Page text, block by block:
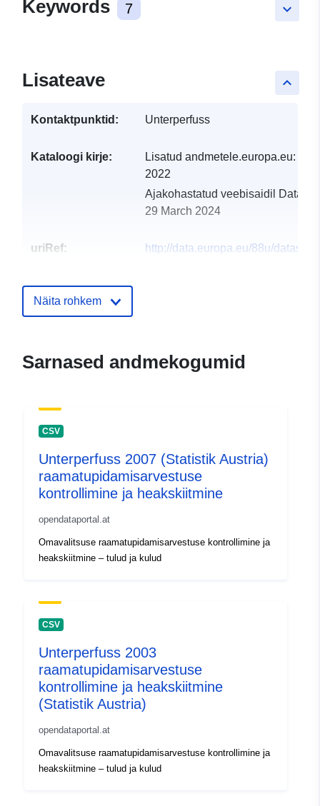
keyboard_arrow_down
Keywords 7
keyboard_arrow_up
Lisateave
Kontaktpunktid: Unterperfuss
Kataloogi kirje: Lisatud andmetele.europa.eu:
2022
Ajakohastatud veebisaidil
29 March 2024
uriRef:
http://data.europa.eu/88u/
Näita rohkem
Sarnased andmekogumid
CSV
Unterperfuss 2007 (Statistik Austria)
raamatupidamisarvestuse
kontrollimine ja heakskiitmine
opendataportal.at
Omavalitsuse raamatupidamisarvestuse kontrollimine ja
heakskiitmine – tulud ja kulud
CSV
Unterperfuss 2003
raamatupidamisarvestuse
kontrollimine ja heakskiitmine
(Statistik Austria)
opendataportal.at
Omavalitsuse raamatupidamisarvestuse kontrollimine ja
heakskiitmine – tulud ja kulud